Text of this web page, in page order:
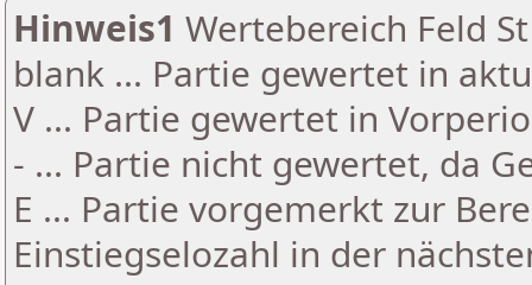
Hinweis1 Wertebereich Feld
blank ... Partie gewertet in
V ... Partie gewertet in
- ... Partie nicht gewertet, da
E ... Partie vorgemerkt zur
Einstiegselozahl in der